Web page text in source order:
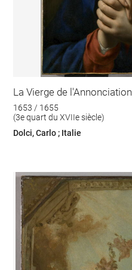
La Vierge de l'Annonciation
1653 / 1655
(3e quart du XVIIe siècle)
Dolci, Carlo ; Italie